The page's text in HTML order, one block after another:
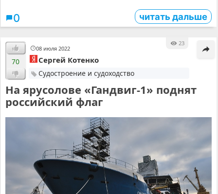
0 читать дальше
08 июля 2022
23
70 Сергей Котенко
Судостроение и судоходство
На ярусолове «Гандвиг-1» поднят
российский флаг